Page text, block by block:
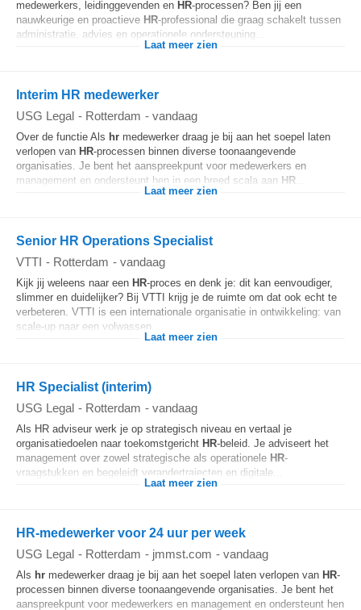
medewerkers, leidinggevenden en HR-processen? Ben jij een
nauwkeurige en proactieve HR-professional die graag schakelt tussen
administratie, advies en operationele ondersteuning...
Laat meer zien
Interim HR medewerker
USG Legal - Rotterdam - vandaag
Over de functie Als hr medewerker draag je bij aan het soepel laten
verlopen van HR-processen binnen diverse toonaangevende
organisaties. Je bent het aanspreekpunt voor medewerkers en
management en ondersteunt hen in een breed scala aan HR
Laat meer zien
Senior HR Operations Specialist
VTTI - Rotterdam - vandaag
Kijk jij weleens naar een HR-proces en denk je: dit kan eenvoudiger,
slimmer en duidelijker? Bij VTTI krijg je de ruimte om dat ook echt te
verbeteren. VTTI is een internationale organisatie in ontwikkeling: van
scale-up naar een volwassen...
Laat meer zien
HR Specialist (interim)
USG Legal - Rotterdam - vandaag
Als HR adviseur werk je op strategisch niveau en vertaal je
organisatiedoelen naar toekomstgericht HR-beleid. Je adviseert het
management over zowel strategische als operationele HR-
vraagstukken en begeleidt verandertrajecten en digitale...
Laat meer zien
HR-medewerker voor 24 uur per week
USG Legal - Rotterdam - jmmst.com - vandaag
Als hr medewerker draag je bij aan het soepel laten verlopen van HR-
processen binnen diverse toonaangevende organisaties. Je bent het
aanspreekpunt voor medewerkers en management en ondersteunt hen